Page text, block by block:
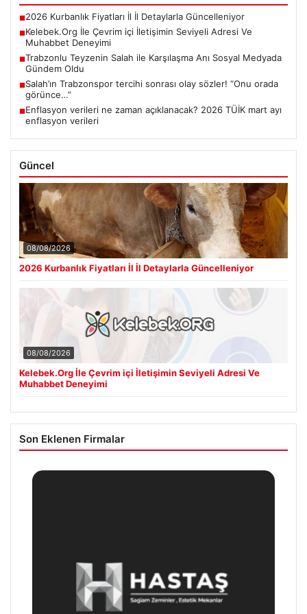
■2026 Kurbanlık Fiyatları İl İl Detaylarla Güncelleniyor
■Kelebek.Org İle Çevrim içi İletişimin Seviyeli Adresi Ve
Muhabbet Deneyimi
■Trabzonlu Teyzenin Salah ile Karşılaşma Anı Sosyal Medyada
Gündem Oldu
■Salah’ın Trabzonspor tercihi sonrası olay sözler! “Onu orada
görünce…”
■Enflasyon verileri ne zaman açıklanacak? 2026 TÜİK mart ayı
enflasyon verileri
Güncel
08/08/2026
2026 Kurbanlık Fiyatları İl İl Detaylarla Güncelleniyor
08/08/2026
Kelebek.Org İle Çevrim içi İletişimin Seviyeli Adresi Ve
Muhabbet Deneyimi
Son Eklenen Firmalar